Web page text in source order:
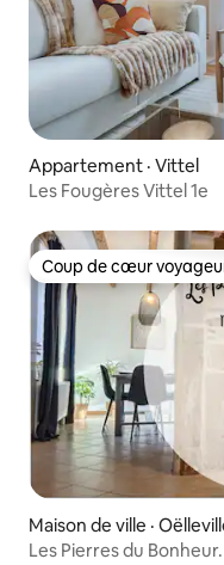
Appartement · Vittel
Les Fougères Vittel 1e
Coup de cœur
Coup de cœur
Maison de ville ·
Les Pierres du